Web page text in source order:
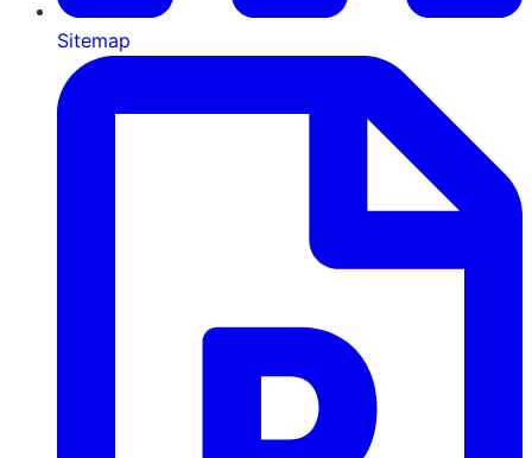
Sitemap